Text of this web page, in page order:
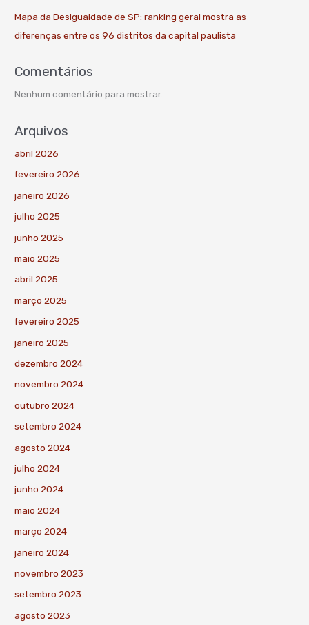
Mapa da Desigualdade de SP: ranking geral mostra as
diferenças entre os 96 distritos da capital paulista
Comentários
Nenhum comentário para mostrar.
Arquivos
abril 2026
fevereiro 2026
janeiro 2026
julho 2025
junho 2025
maio 2025
abril 2025
março 2025
fevereiro 2025
janeiro 2025
dezembro 2024
novembro 2024
outubro 2024
setembro 2024
agosto 2024
julho 2024
junho 2024
maio 2024
março 2024
janeiro 2024
novembro 2023
setembro 2023
agosto 2023